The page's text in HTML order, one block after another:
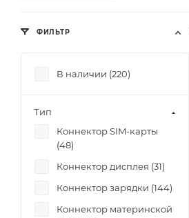
ФИЛЬТР
В наличии (220)
Тип
Коннектор SIM-карты
(48)
Коннектор дисплея (31)
Коннектор зарядки (144)
Коннектор материнской